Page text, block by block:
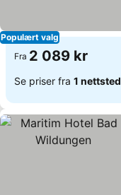
Populært valg
Fra 2 089 kr
Se priser fra 1 nettsted